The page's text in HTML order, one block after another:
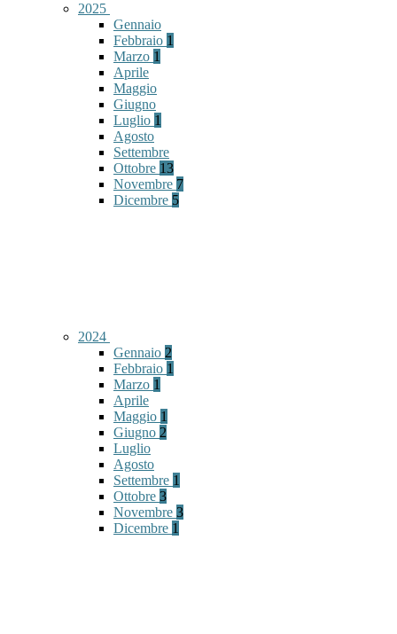
2025
Gennaio
Febbraio 1
Marzo 1
Aprile
Maggio
Giugno
Luglio 1
Agosto
Settembre
Ottobre 13
Novembre 7
Dicembre 5
2024
Gennaio 2
Febbraio 1
Marzo 1
Aprile
Maggio 1
Giugno 2
Luglio
Agosto
Settembre 1
Ottobre 3
Novembre 3
Dicembre 1